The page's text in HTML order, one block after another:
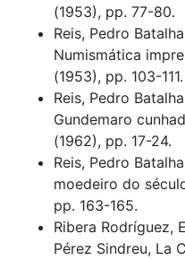
(1953), pp. 77-80.
Reis, Pedro
Numismática
(1953), pp. 103-111.
Reis, Pedro
Gundemaro
(1962), pp. 17-24.
Reis, Pedro
moedeiro do
pp. 163-165.
Ribera Rodríguez,
Pérez Sindreu, La